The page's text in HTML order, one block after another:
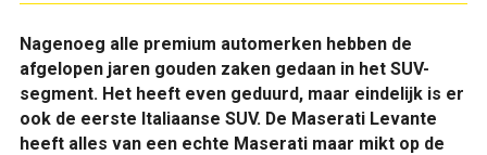
Nagenoeg alle premium automerken hebben de
afgelopen jaren gouden zaken gedaan in het SUV-
segment. Het heeft even geduurd, maar eindelijk is er
ook de eerste Italiaanse SUV. De Maserati Levante
heeft alles van een echte Maserati maar mikt op de